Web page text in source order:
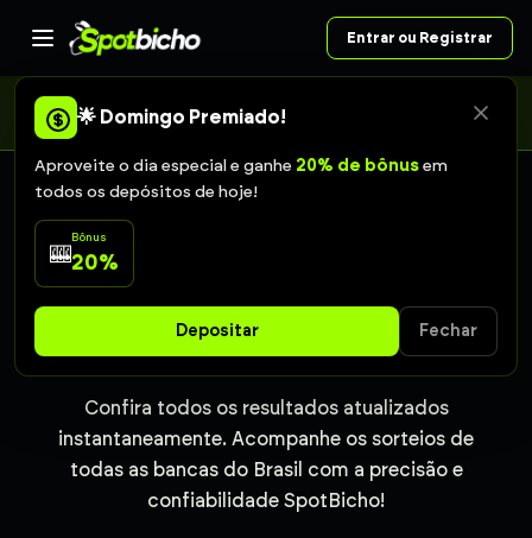
🌟 Domingo Premiado!
Aproveite o dia especial e ganhe 20% de bônusem
todos os depósitos de hoje!
🎰
Bônus
20%
Depositar Fechar
Entrar ou Registrar
A Caixa alterou o calendário da Federal: o sorteio de sábado
passou para domingo, às 11h. As apostas de sábado continuam
valendo.
RESULTADOS EM TEMPO REAL
Resultado do Jogo do
Bicho São Paulo de hoje
Confira todos os resultados atualizados
instantaneamente. Acompanhe os sorteios de
todas as bancas do Brasil com a precisão e
confiabilidade SpotBicho!